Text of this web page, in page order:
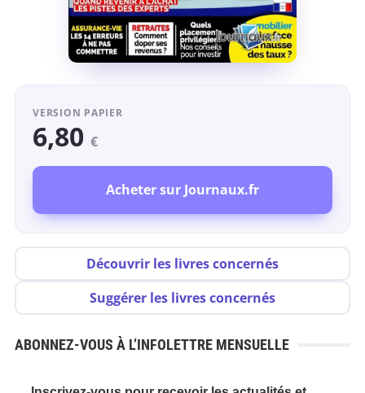
VERSION PAPIER
6,80€
Acheter sur Journaux.fr
Découvrir les livres concernés
Suggérer les livres concernés
ABONNEZ-VOUS À L’INFOLETTRE MENSUELLE